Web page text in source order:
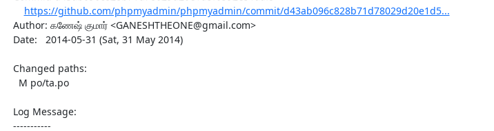
https://github.com/phpmyadmin/phpmyadmin/commit/d43ab096c828b71d78029d20e1d5...